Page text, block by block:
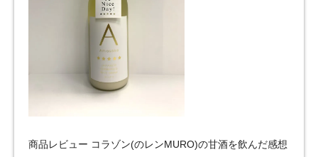
商品レビュー コラゾン(のレンMURO)の甘酒を飲んだ感想